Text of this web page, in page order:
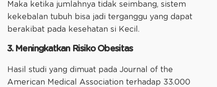
Maka ketika jumlahnya tidak seimbang, sistem
kekebalan tubuh bisa jadi terganggu yang dapat
berakibat pada kesehatan si Kecil.
3. Meningkatkan Risiko Obesitas
Hasil studi yang dimuat pada Journal of the
American Medical Association terhadap 33.000